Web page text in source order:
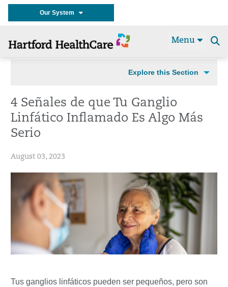
Our System
Menu
Explore this Section
4 Señales de que Tu Ganglio
Linfático Inflamado Es Algo Más
Serio
August 03, 2023
Tus ganglios linfáticos pueden ser pequeños, pero son